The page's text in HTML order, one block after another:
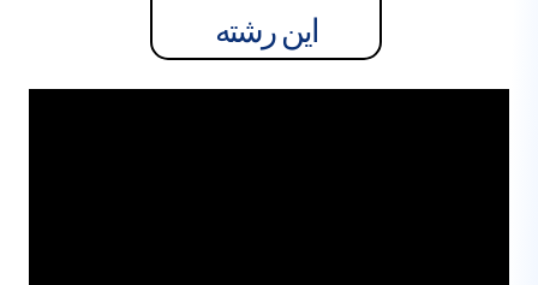
این رشته